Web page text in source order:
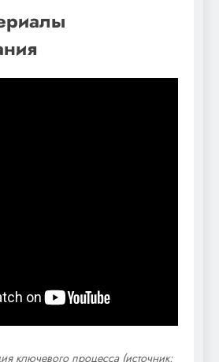
ключевого процесса (источник: